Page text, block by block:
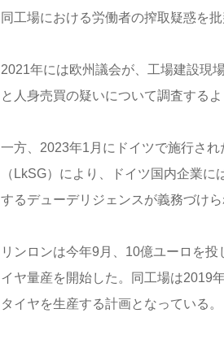
同工場における労働者の搾取疑惑を
2021年には欧州議会が、工場建設現
と人身売買の疑いについて調査するよ
一方、2023年1月にドイツで施行さ
（LkSG）により、ドイツ国内企業
するデューデリジェンスが義務づけら
リンロンは今年9月、10億ユーロを
イヤ量産を開始した。同工場は2019
タイヤを生産する計画となっている。